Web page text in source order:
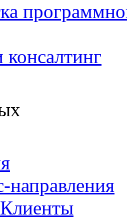
направления